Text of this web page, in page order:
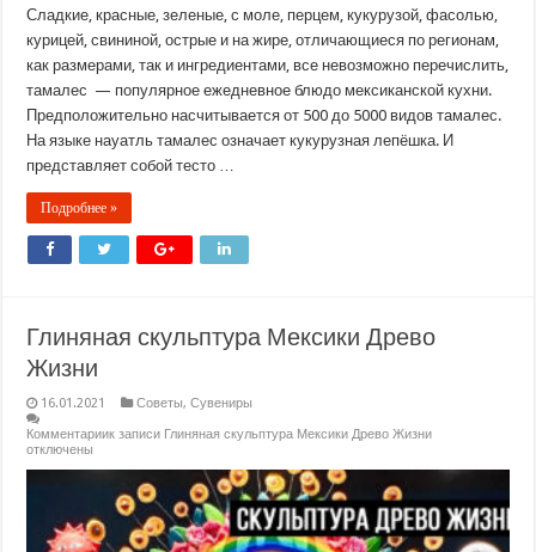
Сладкие, красные, зеленые, с моле, перцем, кукурузой, фасолью,
курицей, свининой, острые и на жире, отличающиеся по регионам,
как размерами, так и ингредиентами, все невозможно перечислить,
тамалес — популярное ежедневное блюдо мексиканской кухни.
Предположительно насчитывается от 500 до 5000 видов тамалес.
На языке науатль тамалес означает кукурузная лепёшка. И
представляет собой тесто …
Подробнее »
Глиняная скульптура Мексики Древо
Жизни
16.01.2021 Советы,Сувениры
Комментариик записи Глиняная скульптура Мексики Древо Жизни
отключены